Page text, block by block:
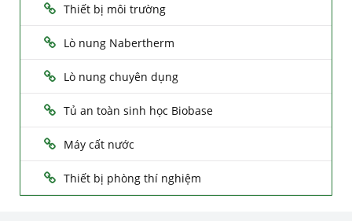
Thiết bị môi trường
Lò nung Nabertherm
Lò nung chuyên dụng
Tủ an toàn sinh học Biobase
Máy cất nước
Thiết bị phòng thí nghiệm